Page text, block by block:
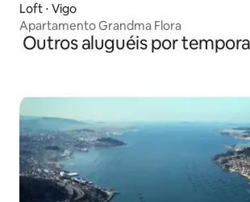
Loft ⋅ Vigo
Apartamento Grandma Flora
Outros aluguéis por